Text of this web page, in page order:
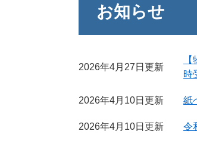
お知らせ
2026年4月27日更新
時
2026年4月10日更新 紙
2026年4月10日更新 令